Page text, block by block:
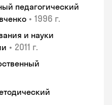
педагогический
• 1996 г.
и науки
• 2011 г.